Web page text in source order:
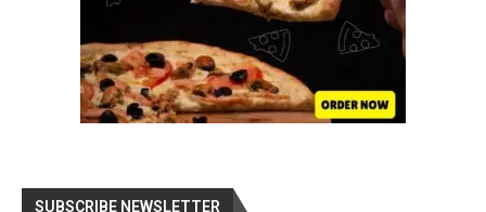
SUBSCRIBE NEWSLETTER